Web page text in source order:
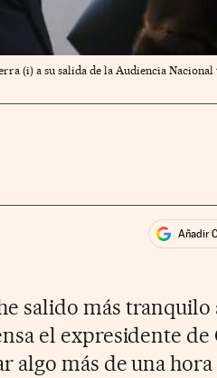
(i) a su salida de la Audiencia
Añadir
salido más tranquilo
el expresidente de
algo más de una